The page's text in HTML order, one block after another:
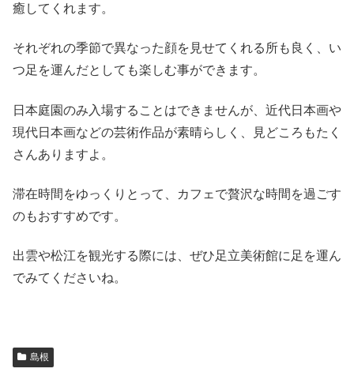
癒してくれます。
それぞれの季節で異なった顔を見せてくれる所も良く、い
つ足を運んだとしても楽しむ事ができます。
日本庭園のみ入場することはできませんが、近代日本画や
現代日本画などの芸術作品が素晴らしく、見どころもたく
さんありますよ。
滞在時間をゆっくりとって、カフェで贅沢な時間を過ごす
のもおすすめです。
出雲や松江を観光する際には、ぜひ足立美術館に足を運ん
でみてくださいね。
島根